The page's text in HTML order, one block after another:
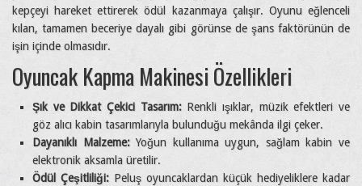
kepçeyi hareket ettirerek ödül kazanmaya çalışır. Oyunu eğlenceli
kılan, tamamen beceriye dayalı gibi görünse de şans faktörünün de
işin içinde olmasıdır.
Oyuncak Kapma Makinesi Özellikleri
Şık ve Dikkat Çekici Tasarım:Renkli ışıklar, müzik efektleri ve
göz alıcı kabin tasarımlarıyla bulunduğu mekânda ilgi çeker.
Dayanıklı Malzeme:Yoğun kullanıma uygun, sağlam kabin ve
elektronik aksamla üretilir.
Ödül Çeşitliliği: Peluş oyuncaklardan küçük hediyeliklere kadar